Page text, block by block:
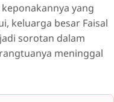
yang
keluarga besar Faisal
sorotan dalam
meninggal